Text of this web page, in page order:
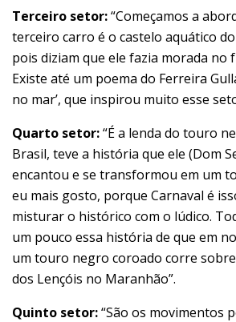
Terceiro setor:“Começamos a
terceiro carro é o castelo aquático
pois diziam que ele fazia morada no
Existe até um poema do Ferreira
no mar’, que inspirou muito esse
Quarto setor:“É a lenda do touro
Brasil, teve a história que ele (Dom
encantou e se transformou em um
eu mais gosto, porque Carnaval é
misturar o histórico com o lúdico.
um pouco essa história de que em
um touro negro coroado corre
dos Lençóis no Maranhão”.
Quinto setor:“São os movimentos